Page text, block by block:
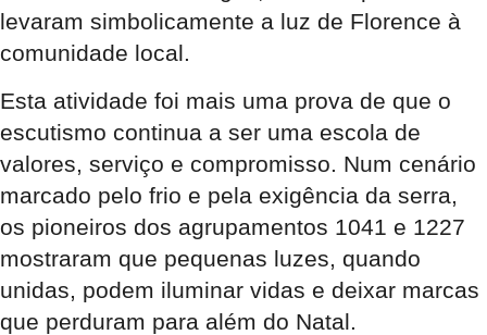
levaram simbolicamente a luz de Florence à
comunidade local.
Esta atividade foi mais uma prova de que o
escutismo continua a ser uma escola de
valores, serviço e compromisso. Num cenário
marcado pelo frio e pela exigência da serra,
os pioneiros dos agrupamentos 1041 e 1227
mostraram que pequenas luzes, quando
unidas, podem iluminar vidas e deixar marcas
que perduram para além do Natal